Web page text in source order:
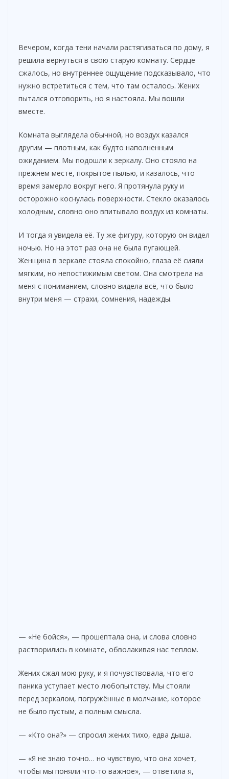
Вечером, когда тени начали растягиваться по дому, я
решила вернуться в свою старую комнату. Сердце
сжалось, но внутреннее ощущение подсказывало, что
нужно встретиться с тем, что там осталось. Жених
пытался отговорить, но я настояла. Мы вошли
вместе.
Комната выглядела обычной, но воздух казался
другим — плотным, как будто наполненным
ожиданием. Мы подошли к зеркалу. Оно стояло на
прежнем месте, покрытое пылью, и казалось, что
время замерло вокруг него. Я протянула руку и
осторожно коснулась поверхности. Стекло оказалось
холодным, словно оно впитывало воздух из комнаты.
И тогда я увидела её. Ту же фигуру, которую он видел
ночью. Но на этот раз она не была пугающей.
Женщина в зеркале стояла спокойно, глаза её сияли
мягким, но непостижимым светом. Она смотрела на
меня с пониманием, словно видела всё, что было
внутри меня — страхи, сомнения, надежды.
— «Не бойся», — прошептала она, и слова словно
растворились в комнате, обволакивая нас теплом.
Жених сжал мою руку, и я почувствовала, что его
паника уступает место любопытству. Мы стояли
перед зеркалом, погружённые в молчание, которое
не было пустым, а полным смысла.
— «Кто она?» — спросил жених тихо, едва дыша.
— «Я не знаю точно… но чувствую, что она хочет,
чтобы мы поняли что-то важное», — ответила я,